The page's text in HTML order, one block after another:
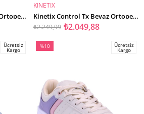
Kinetix Tramor Tx Siyah Ortopedik Günlük Erkek Spor Ayakkabı
SEPETE EKLE
KINETIX
Kinetix Control Tx Beyaz Ortopedik Günlük Erkek Spor Ayakkabı
₺2.049,88
₺2.249,99
Ücretsiz
Kargo
%10
Ücretsiz
Kargo